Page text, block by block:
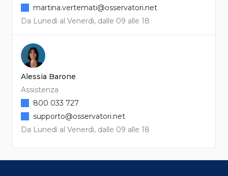
Da Lunedì al Venerdì, dalle 09 alle 18
martina.vertemati@osservatori.net
Alessia Barone
Assistenza
Da Lunedì al Venerdì, dalle 09 alle 18
800 033 727
supporto@osservatori.net